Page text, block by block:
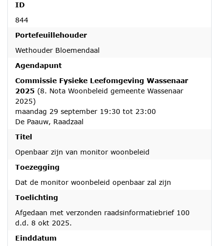
ID
844
Portefeuillehouder
Wethouder Bloemendaal
Agendapunt
Commissie Fysieke Leefomgeving Wassenaar
2025 (8. Nota Woonbeleid gemeente Wassenaar
2025)
maandag 29 september 19:30 tot 23:00
De Paauw, Raadzaal
Titel
Openbaar zijn van monitor woonbeleid
Toezegging
Dat de monitor woonbeleid openbaar zal zijn
Toelichting
Afgedaan met verzonden raadsinformatiebrief 100
d.d. 8 okt 2025.
Einddatum